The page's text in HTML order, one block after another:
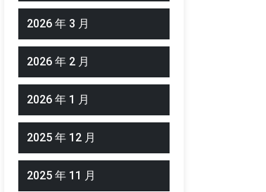
2026 年 3 月
2026 年 2 月
2026 年 1 月
2025 年 12 月
2025 年 11 月